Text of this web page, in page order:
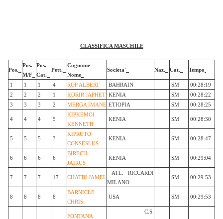
CLASSIFICA MASCHILE
Pos.
Pos.
M/F
Pos.
Cat.
Pett.
Cognome
Nome
Societa' Naz. Cat. Tempo
1 1 1 4 ROP ALBERT BAHRAIN SM
00:28:19
2
2 2 1 KORIR JAPHET KENIA SM
00:28:22
3
3 3 2 MERGA IMANE ETIOPIA SM 00:28:25
4 4 4 5
KIPKEMOI
KENNETH
KENIA SM 00:28:30
5 5 5 3
KIPRUTO
CONSESLUS
KENIA SM 00:28:47
6 6 6 6
BIRECH
JAIRUS
KENIA SM 00:29:04
7 7 7 17 CHATBI JAMEL
ATL. RICCARDI
MILANO
SM 00:29:53
8 8 8 8
BARNICLE
CHRIS
USA SM 00:29:53
FONTANA
C.S.